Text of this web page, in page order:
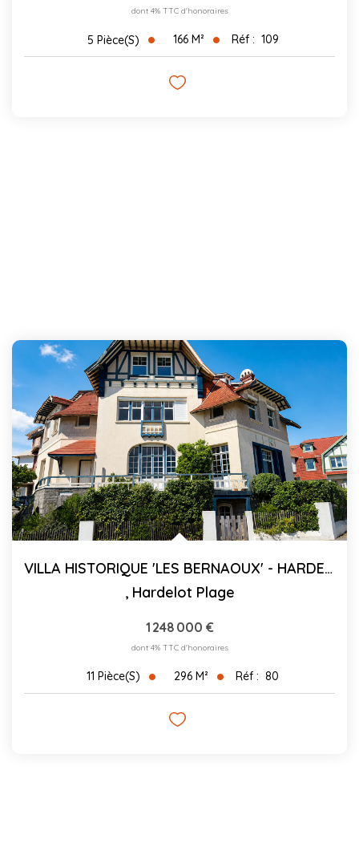
dont 4% TTC d'honoraires
5 Pièce(s) 166 M² Réf : 109
VILLA HISTORIQUE 'LES BERNAOUX' - HARDELOT - 296 M²
, Hardelot Plage
1 248 000 €
dont 4% TTC d'honoraires
11 Pièce(s) 296 M² Réf : 80